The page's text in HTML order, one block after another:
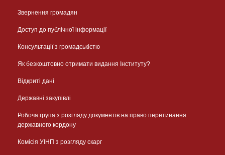
Звернення громадян
Доступ до публічної інформації
Консультації з громадськістю
Як безкоштовно отримати видання Інституту?
Відкриті дані
Державні закупівлі
Робоча група з розгляду документів на право перетинання
державного кордону
Комісія УІНП з розгляду скарг